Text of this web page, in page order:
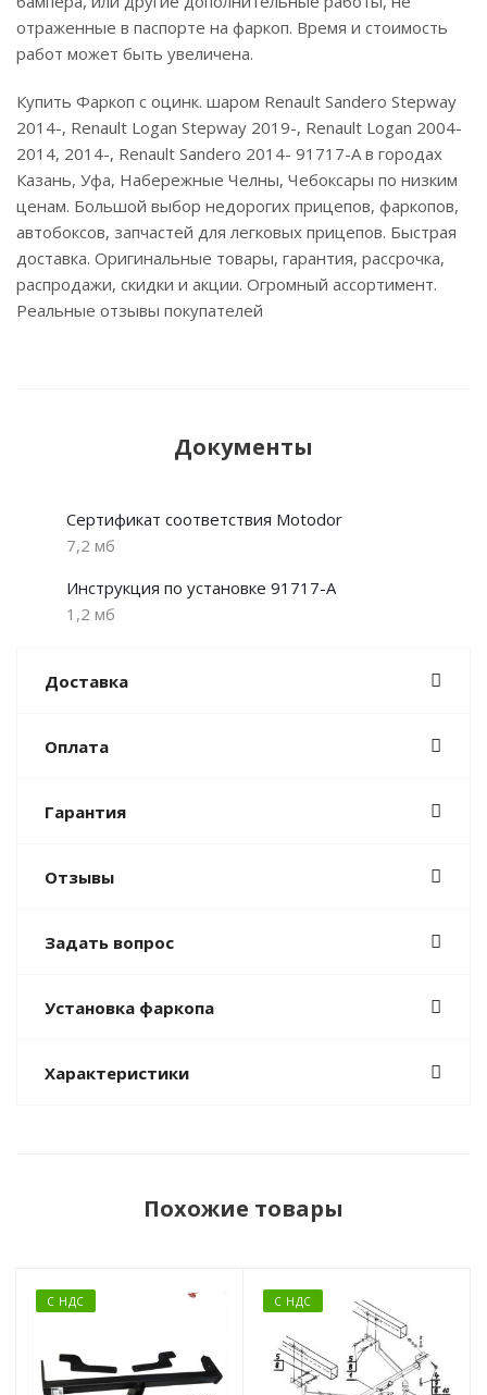
отраженные в паспорте на фаркоп. Время и стоимость
работ может быть увеличена.
Купить Фаркоп с оцинк. шаром Renault Sandero Stepway
2014-, Renault Logan Stepway 2019-, Renault Logan 2004-
2014, 2014-, Renault Sandero 2014- 91717-A в городах
Казань, Уфа, Набережные Челны, Чебоксары по низким
ценам. Большой выбор недорогих прицепов, фаркопов,
автобоксов, запчастей для легковых прицепов. Быстрая
доставка. Оригинальные товары, гарантия, рассрочка,
распродажи, скидки и акции. Огромный ассортимент.
Реальные отзывы покупателей
Документы
Сертификат соответствия Motodor
7,2 мб
Инструкция по установке 91717-A
1,2 мб
Доставка
Оплата
Гарантия
Отзывы
Задать вопрос
Установка фаркопа
Характеристики
Похожие товары
С НДС С НДС